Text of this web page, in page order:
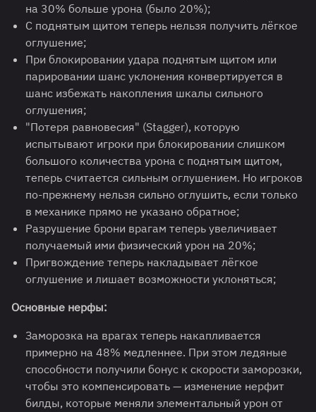
на 30% больше урона (было 20%);
С поднятым щитом теперь нельзя получить лёгкое
оглушение;
При блокировании удара поднятым щитом или
парировании шанс уклонения конвертируется в
шанс избежать накопления шкалы сильного
оглушения;
"Потеря равновесия" (Stagger), которую
испытывают игроки при блокировании слишком
большого количества урона с поднятым щитом,
теперь считается сильным оглушением. Но игроков
по-прежнему нельзя сильно оглушить, если только
в механике прямо не указано обратное;
Разрушение брони врагам теперь увеличивает
получаемый ими физический урон на 20%;
Пригвождение теперь накладывает лёгкое
оглушение и лишает возможности уклоняться;
Основные нерфы:
Заморозка на врагах теперь накапливается
примерно на 48% медленнее. При этом ледяные
способности получили бонус к скорости заморозки,
чтобы это компенсировать — изменение нерфит
билды, которые меняли элементальный урон от